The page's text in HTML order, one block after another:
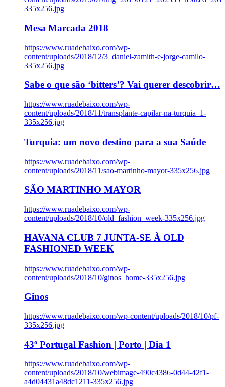
335x256.jpg
Mesa Marcada 2018
https://www.ruadebaixo.com/wp-
content/uploads/2018/12/3_daniel-zamith-e-jorge-camilo-
335x256.jpg
Sabe o que são ‘bitters’? Vai querer descobrir…
https://www.ruadebaixo.com/wp-
content/uploads/2018/11/transplante-capilar-na-turquia_1-
335x256.jpg
Turquia: um novo destino para a sua Saúde
https://www.ruadebaixo.com/wp-
content/uploads/2018/11/sao-martinho-mayor-335x256.jpg
SÃO MARTINHO MAYOR
https://www.ruadebaixo.com/wp-
content/uploads/2018/10/old_fashion_week-335x256.jpg
HAVANA CLUB 7 JUNTA-SE À OLD
FASHIONED WEEK
https://www.ruadebaixo.com/wp-
content/uploads/2018/10/ginos_home-335x256.jpg
Ginos
https://www.ruadebaixo.com/wp-content/uploads/2018/10/pf-
335x256.jpg
43º Portugal Fashion | Porto | Dia 1
https://www.ruadebaixo.com/wp-
content/uploads/2018/10/webimage-490c4386-0d44-42f1-
a4d04431a48dc1211-335x256.jpg